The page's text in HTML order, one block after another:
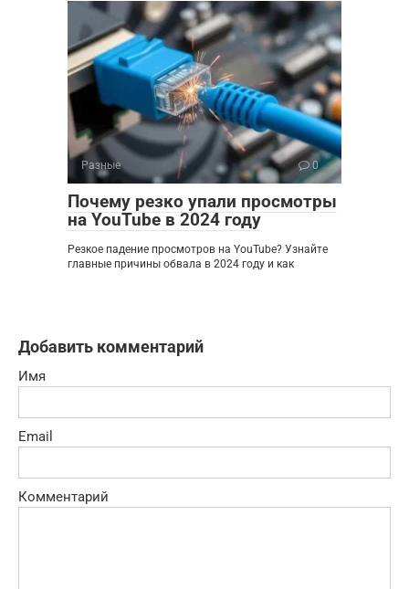
Разные 0
Почему резко упали просмотры
на YouTube в 2024 году
Резкое падение просмотров на YouTube? Узнайте
главные причины обвала в 2024 году и как
Добавить комментарий
Имя
Email
Комментарий